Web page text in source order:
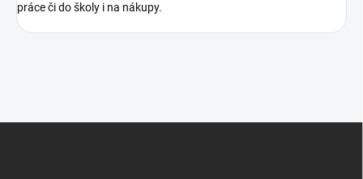
práce či do školy i na nákupy.